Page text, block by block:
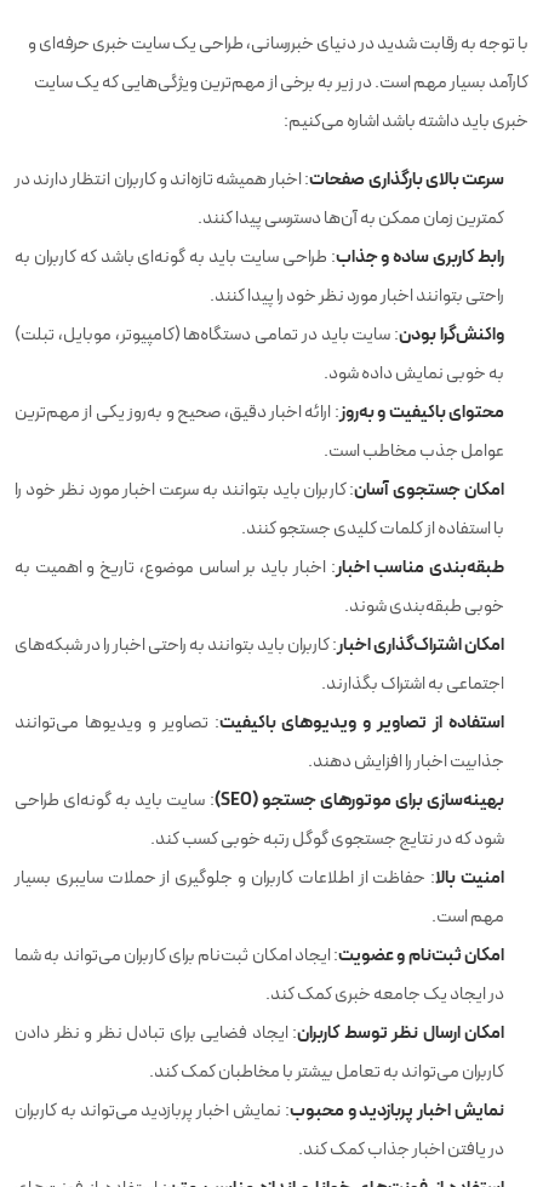
با توجه به رقابت شدید در دنیای خبررسانی، طراحی یک سایت خبری حرفه‌ای و
کارآمد بسیار مهم است. در زیر به برخی از مهم‌ترین ویژگی‌هایی که یک سایت
خبری باید داشته باشد اشاره می‌کنیم:
سرعت بالای بارگذاری صفحات: اخبار همیشه تازه‌اند و کاربران انتظار دارند در
کمترین زمان ممکن به آن‌ها دسترسی پیدا کنند.
رابط کاربری ساده و جذاب: طراحی سایت باید به گونه‌ای باشد که کاربران به
راحتی بتوانند اخبار مورد نظر خود را پیدا کنند.
واکنش‌گرا بودن: سایت باید در تمامی دستگاه‌ها (کامپیوتر، موبایل، تبلت)
به خوبی نمایش داده شود.
محتوای باکیفیت و به‌روز: ارائه اخبار دقیق، صحیح و به‌روز یکی از مهم‌ترین
عوامل جذب مخاطب است.
امکان جستجوی آسان: کاربران باید بتوانند به سرعت اخبار مورد نظر خود را
با استفاده از کلمات کلیدی جستجو کنند.
طبقه‌بندی مناسب اخبار: اخبار باید بر اساس موضوع، تاریخ و اهمیت به
خوبی طبقه‌بندی شوند.
امکان اشتراک‌گذاری اخبار: کاربران باید بتوانند به راحتی اخبار را در شبکه‌های
اجتماعی به اشتراک بگذارند.
استفاده از تصاویر و ویدیوهای باکیفیت: تصاویر و ویدیوها می‌توانند
جذابیت اخبار را افزایش دهند.
بهینه‌سازی برای موتورهای جستجو (SEO)
: سایت باید به گونه‌ای طراحی
شود که در نتایج جستجوی گوگل رتبه خوبی کسب کند.
امنیت بالا: حفاظت از اطلاعات کاربران و جلوگیری از حملات سایبری بسیار
مهم است.
امکان ثبت‌نام و عضویت: ایجاد امکان ثبت‌نام برای کاربران می‌تواند به شما
در ایجاد یک جامعه خبری کمک کند.
امکان ارسال نظر توسط کاربران: ایجاد فضایی برای تبادل نظر و نظر دادن
کاربران می‌تواند به تعامل بیشتر با مخاطبان کمک کند.
نمایش اخبار پربازدید و محبوب: نمایش اخبار پربازدید می‌تواند به کاربران
در یافتن اخبار جذاب کمک کند.